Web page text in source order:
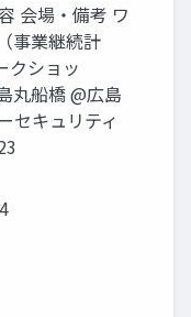
会場・備考 ワ
事業継続計
クショッ
丸船橋 @広島
セキュリティ